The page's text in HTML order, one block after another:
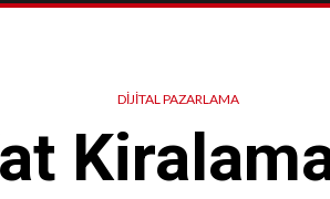
DIJITAL PAZARLAMA